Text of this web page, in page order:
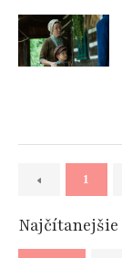
1
Najčítanejšie